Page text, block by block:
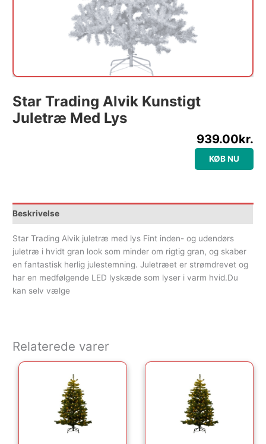
Star Trading Alvik Kunstigt
Juletræ Med Lys
939.00kr.
KØB NU
Beskrivelse
Star Trading Alvik juletræ med lys Fint inden- og udendørs
juletræ i hvidt gran look som minder om rigtig gran, og skaber
en fantastisk herlig julestemning. Juletræet er strømdrevet og
har en medfølgende LED lyskæde som lyser i varm hvid.Du
kan selv vælge
Relaterede varer